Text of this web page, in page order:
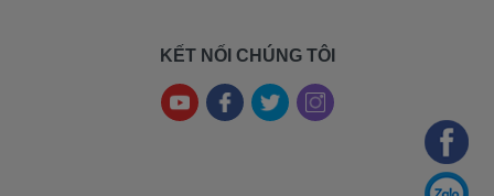
KẾT NỐI CHÚNG TÔI